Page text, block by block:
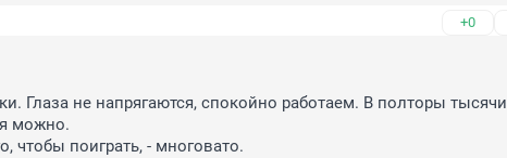
+0
Глаза не напрягаются, спокойно работаем. В полторы тысячи
можно.
чтобы поиграть, - многовато.